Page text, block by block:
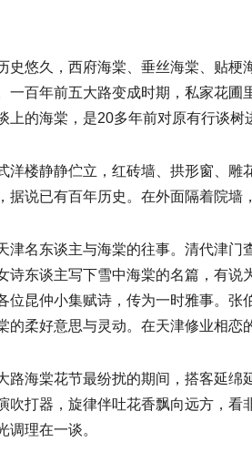
史悠久，西府海棠、垂丝海棠、贴梗
一百年前五大路变成时期，私家花圃
上的海棠，是20多年前对原有行谈树
洋楼静静伫立，红砖墙、拱形窗、
据说已有百年历史。在外面隔着院
津名东谈主与海棠的往事。清代津门
诗东谈主写下雪中海棠的名篇，有说
位昆仲小集赋诗，传为一时雅事。
的柔好意思与灵动。在天津修业相恋
路海棠花节最纷扰的期间，搭客延绵
吹打器，旋律伴吐花香飘向远方，
调理在一谈。